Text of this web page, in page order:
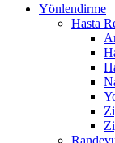
Yönlendirme
Hasta